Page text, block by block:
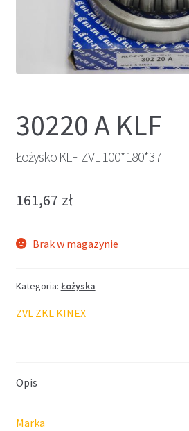
30220 A KLF
Łożysko KLF-ZVL 100*180*37
161,67 zł
Brak w magazynie
Kategoria: Łożyska
ZVL ZKL KINEX
Opis
Marka